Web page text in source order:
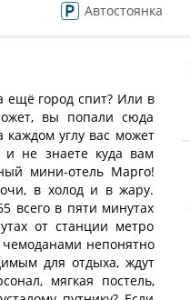
Автостоянка
ещё город спит? Или в
вы попали сюда
углу вас может
и не знаете куда вам
мини-отель Марго!
в холод и в жару.
всего в пяти минутах
от станции метро
непонятно
для отдыха, ждут
мягкая постель,